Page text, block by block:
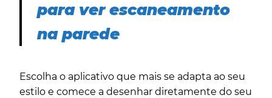
para ver escaneamento
na parede
Escolha o aplicativo que mais se adapta ao seu
estilo e comece a desenhar diretamente do seu